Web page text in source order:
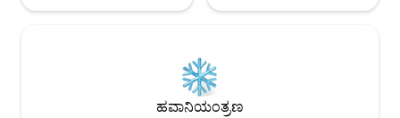
ಹವಾನಿಯಂತ್ರಣ